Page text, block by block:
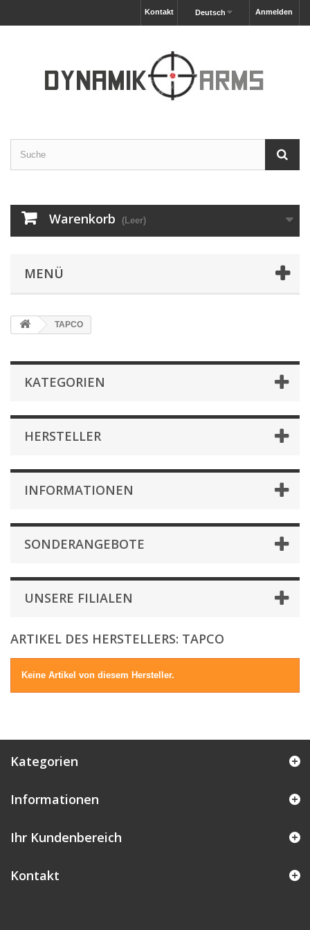
Anmelden
Deutsch
Kontakt
Warenkorb (Leer)
MENÜ
TAPCO
KATEGORIEN
HERSTELLER
INFORMATIONEN
SONDERANGEBOTE
UNSERE FILIALEN
ARTIKEL DES HERSTELLERS: TAPCO
Keine Artikel von diesem Hersteller.
Kategorien
Informationen
Ihr Kundenbereich
Kontakt